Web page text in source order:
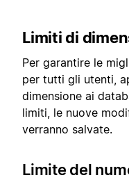
Limiti di
Per garantire le
per tutti gli utenti,
dimensione ai
limiti, le nuove
verranno salvate.
Limite del